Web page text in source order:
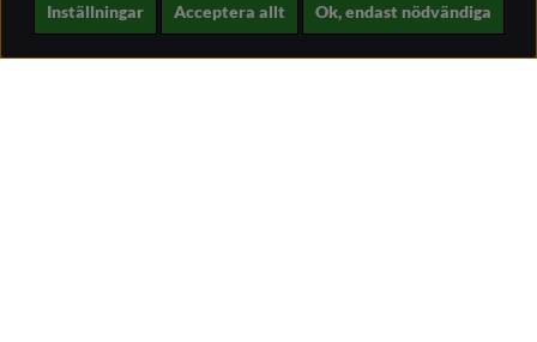
Inställningar Acceptera allt Ok, endast nödvändiga